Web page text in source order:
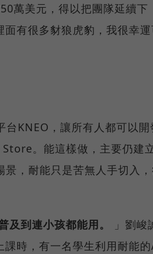
萬美元，得以把團隊延續下
有很多豺狼虎豹，我很幸運
KNEO，讓所有人都可以開
。能這樣做，主要仍建
，耐能只是苦無人手切入
及到連小孩都能用。
」劉峻
時，有一名學生利用耐能